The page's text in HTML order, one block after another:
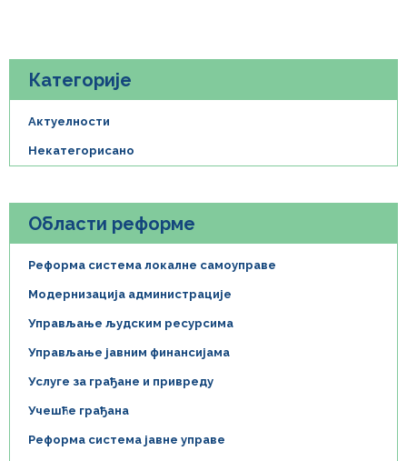
Категорије
Актуелности
Некатегорисано
Области реформе
Реформа система локалне самоуправе
Модернизација администрације
Управљање људским ресурсима
Управљање јавним финансијама
Услуге за грађане и привреду
Учешће грађана
Реформа система јавне управе